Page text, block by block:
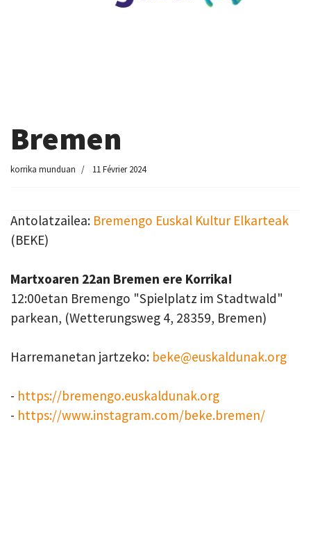
Bremen
korrika munduan 11 Février 2024
Antolatzailea: Bremengo Euskal Kultur Elkarteak
(BEKE)
Martxoaren 22an Bremen ere Korrika!
12:00etan Bremengo "Spielplatz im Stadtwald"
parkean, (Wetterungsweg 4, 28359, Bremen)
Harremanetan jartzeko: beke@euskaldunak.org
- https://bremengo.euskaldunak.org
- https://www.instagram.com/beke.bremen/